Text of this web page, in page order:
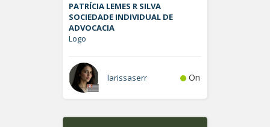
PATRÍCIA LEMES R SILVA
SOCIEDADE INDIVIDUAL DE
ADVOCACIA
Logo
larissaserr On